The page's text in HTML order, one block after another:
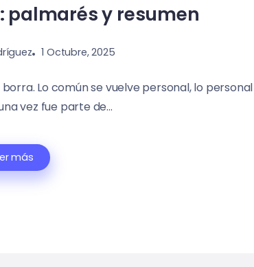
palmarés y resumen
1 Octubre, 2025
Lo común se vuelve personal, lo
vez fue parte de...
más